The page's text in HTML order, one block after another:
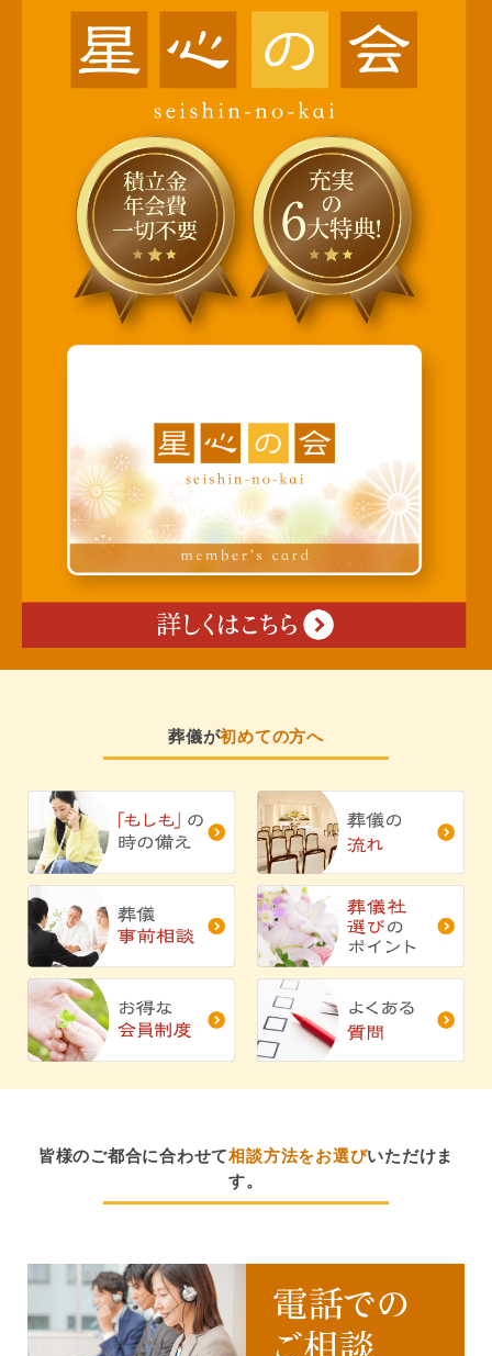
葬儀が初めての方へ
皆様のご都合に合わせて相談方法をお選びいただけま
す。